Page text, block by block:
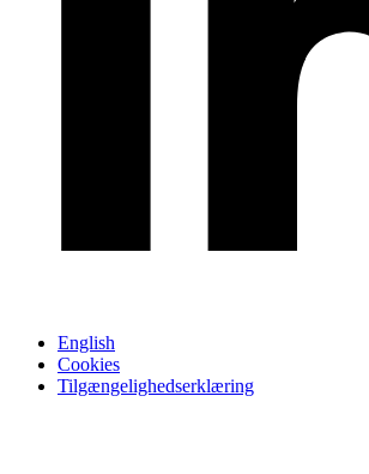
English
Cookies
Tilgængelighedserklæring